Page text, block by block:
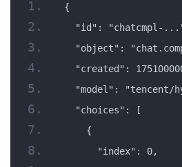
{
"id": "chatcmpl-
"object":
"created":
"model": "tencent/
  "choices": [
    {
      "index": 0,